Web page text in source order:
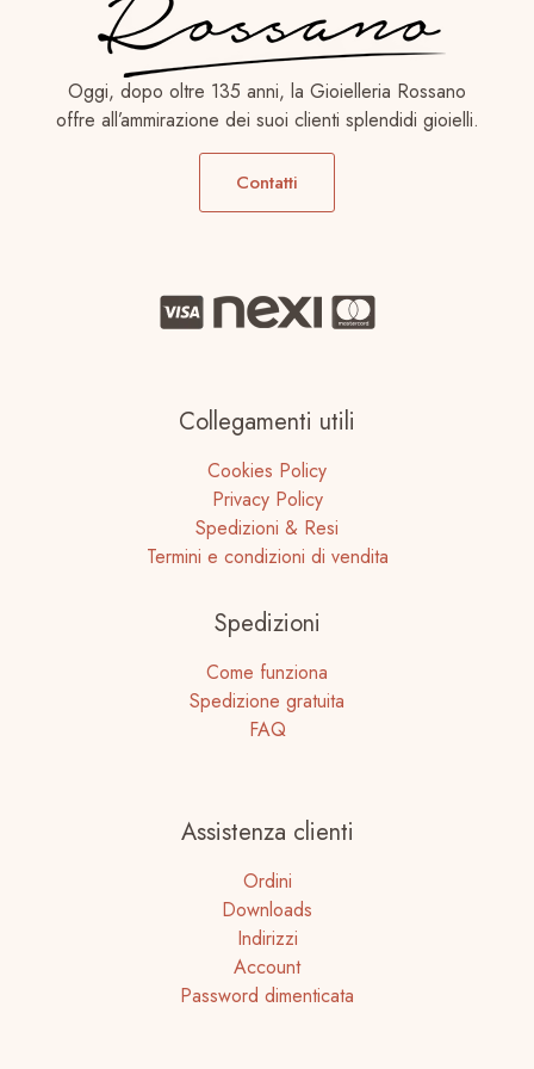
Oggi, dopo oltre 135 anni, la Gioielleria Rossano
offre all’ammirazione dei suoi clienti splendidi gioielli.
Contatti
Collegamenti utili
Cookies Policy
Privacy Policy
Spedizioni & Resi
Termini e condizioni di vendita
Spedizioni
Come funziona
Spedizione gratuita
FAQ
Assistenza clienti
Ordini
Downloads
Indirizzi
Account
Password dimenticata